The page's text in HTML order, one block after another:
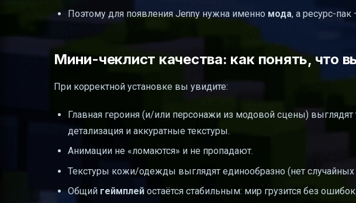
Поэтому для появления Jenny нужна именно мода, а ресурс-пак
Мини-чеклист качества: как понять, что
При корректной установке вы увидите:
Главная героиня (и/или персонажи из модовой сцены)
детализация и аккуратные текстуры.
Анимации не «ломаются» и не пропадают.
Текстуры кожи/одежды выглядят единообразно (нет
Общий геймплей остаётся стабильным: мир грузится без ошибок.